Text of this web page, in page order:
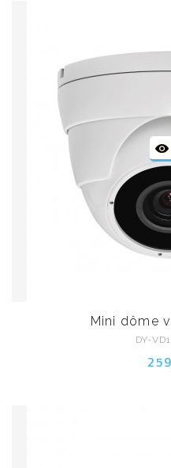
Mini dôme
DY-